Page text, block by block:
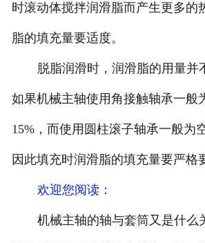
时滚动体搅拌润滑脂而产生更多的
脂的填充量要适度。
脱脂润滑时，润滑脂的用量并
如果机械主轴使用角接触轴承一般
15%，而使用圆柱滚子轴承一般为
因此填充时润滑脂的填充量要严格
欢迎您阅读 ：
机械主轴的轴与套筒又是什么